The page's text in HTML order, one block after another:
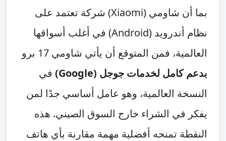
بما أن شاومي (Xiaomi) شركة تعتمد على
نظام أندرويد (Android) في أغلب أسواقها
العالمية، فمن المتوقع أن يأتي شاومي 17 برو
بدعم كامل لخدمات جوجل (Google)
في
النسخة العالمية، وهو عامل أساسي جدًا لمن
يفكر في الشراء خارج السوق الصيني. هذه
النقطة تمنحه أفضلية مهمة مقارنة بأي هاتف